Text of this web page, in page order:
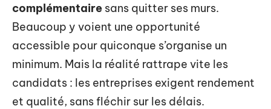
complémentaire sans quitter ses murs.
Beaucoup y voient une opportunité
accessible pour quiconque s’organise un
minimum. Mais la réalité rattrape vite les
candidats : les entreprises exigent rendement
et qualité, sans fléchir sur les délais.